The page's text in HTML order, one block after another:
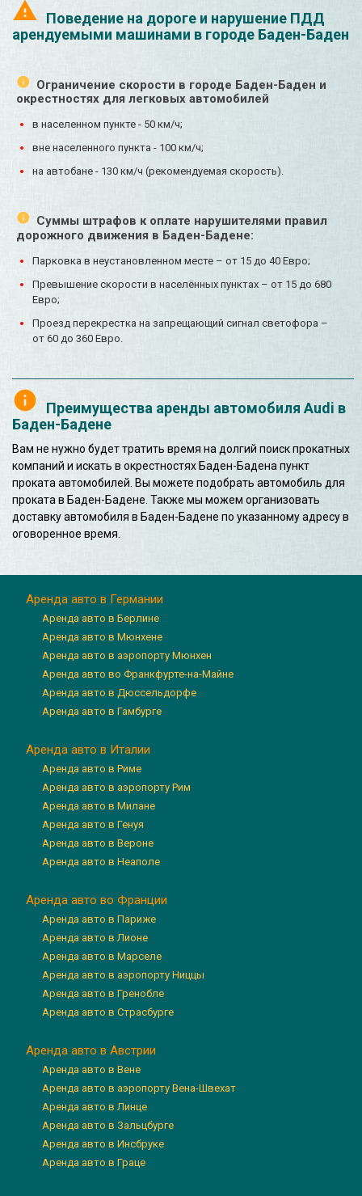
Поведение на дороге и нарушение ПДД
арендуемыми машинами в городе Баден-Баден
Ограничение скорости в городе Баден-Баден и
окрестностях для легковых автомобилей
в населенном пункте - 50 км/ч;
вне населенного пункта - 100 км/ч;
на автобане - 130 км/ч (рекомендуемая скорость).
Суммы штрафов к оплате нарушителями правил
дорожного движения в Баден-Бадене:
Парковка в неустановленном месте – от 15 до 40 Евро;
Превышение скорости в населённых пунктах – от 15 до 680
Евро;
Проезд перекрестка на запрещающий сигнал светофора –
от 60 до 360 Евро.
Преимущества аренды автомобиля Audi в
Баден-Бадене
Вам не нужно будет тратить время на долгий поиск прокатных
компаний и искать в окрестностях Баден-Бадена пункт
проката автомобилей. Вы можете подобрать автомобиль для
проката в Баден-Бадене. Также мы можем организовать
доставку автомобиля в Баден-Бадене по указанному адресу в
оговоренное время.
Аренда авто в Германии
Аренда авто в Берлине
Аренда авто в Мюнхене
Аренда авто в аэропорту Мюнхен
Аренда авто во Франкфурте-на-Майне
Аренда авто в Дюссельдорфе
Аренда авто в Гамбурге
Аренда авто в Италии
Аренда авто в Риме
Аренда авто в аэропорту Рим
Аренда авто в Милане
Аренда авто в Генуя
Аренда авто в Вероне
Аренда авто в Неаполе
Аренда авто во Франции
Аренда авто в Париже
Аренда авто в Лионе
Аренда авто в Марселе
Аренда авто в аэропорту Ниццы
Аренда авто в Гренобле
Аренда авто в Страсбурге
Аренда авто в Австрии
Аренда авто в Вене
Аренда авто в аэропорту Вена-Швехат
Аренда авто в Линце
Аренда авто в Зальцбурге
Аренда авто в Инсбруке
Аренда авто в Граце